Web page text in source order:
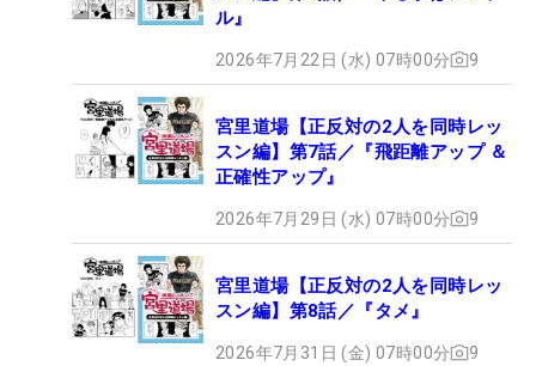
ル』
2026年7月22日 (水) 07時00分 9
宮里道場【正反対の2人を同時レッ
スン編】第7話／『飛距離アップ ＆
正確性アップ』
2026年7月29日 (水) 07時00分 9
宮里道場【正反対の2人を同時レッ
スン編】第8話／『タメ』
2026年7月31日 (金) 07時00分 9